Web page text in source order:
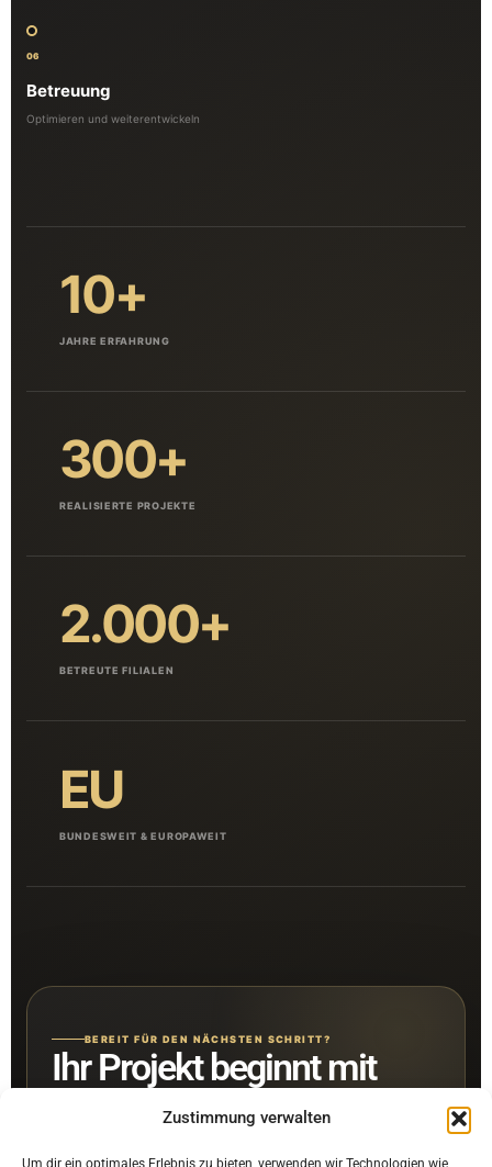
Zustimmung verwalten
Um dir ein optimales Erlebnis zu bieten, verwenden wir Technologien wie
06
Betreuung
Optimieren und weiterentwickeln
10+
JAHRE ERFAHRUNG
300+
REALISIERTE PROJEKTE
2.000+
BETREUTE FILIALEN
EU
BUNDESWEIT & EUROPAWEIT
BEREIT FÜR DEN NÄCHSTEN SCHRITT?
Ihr Projekt beginnt mit
einem klaren Gespräch.